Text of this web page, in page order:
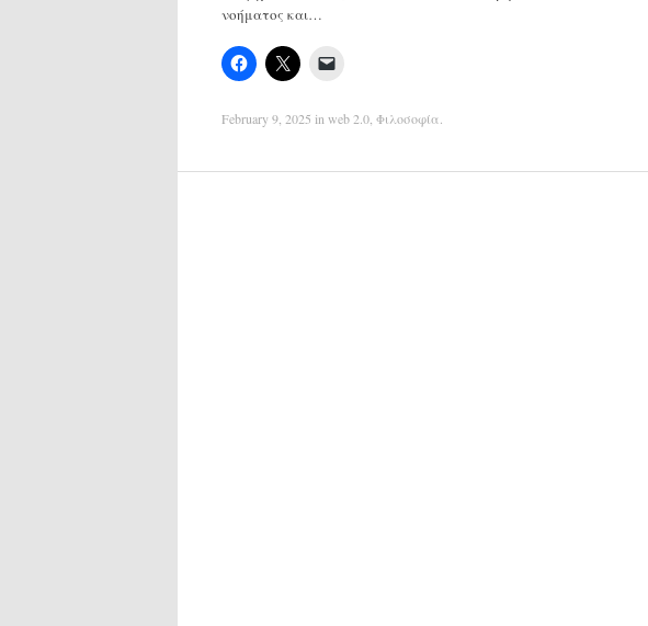
νοήματος και…
February 9, 2025 in web 2.0 Φιλοσοφία